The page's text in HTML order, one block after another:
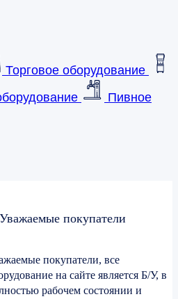
Торговое оборудование
Пивное
Уважаемые покупатели
покупатели, все
на сайте является Б/У, в
рабочем состоянии и